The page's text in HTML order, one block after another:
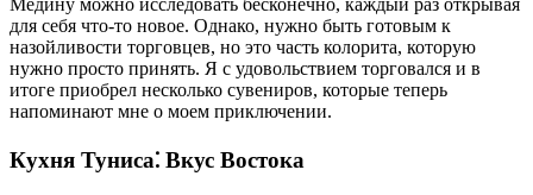
для себя что-то новое. Однако, нужно быть готовым к
назойливости торговцев, но это часть колорита, которую
нужно просто принять. Я с удовольствием торговался и в
итоге приобрел несколько сувениров, которые теперь
напоминают мне о моем приключении.
Кухня Туниса⁚ Вкус Востока